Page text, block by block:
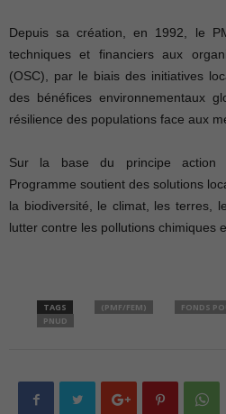
Depuis sa création, en 1992, le
techniques et financiers aux
(OSC), par le biais des initiatives
des bénéfices environnementaux
résilience des populations face aux
Sur la base du principe action
Programme soutient des solutions
la biodiversité, le climat, les terres,
lutter contre les pollutions chimiques
TAGS (PMF/FEM)
FONDS
PNUD